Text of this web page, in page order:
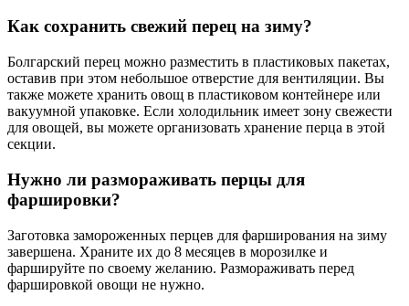
Как сохранить свежий перец на зиму?
Болгарский перец можно разместить в пластиковых пакетах,
оставив при этом небольшое отверстие для вентиляции. Вы
также можете хранить овощ в пластиковом контейнере или
вакуумной упаковке. Если холодильник имеет зону свежести
для овощей, вы можете организовать хранение перца в этой
секции.
Нужно ли размораживать перцы для
фаршировки?
Заготовка замороженных перцев для фарширования на зиму
завершена. Храните их до 8 месяцев в морозилке и
фаршируйте по своему желанию. Размораживать перед
фаршировкой овощи не нужно.